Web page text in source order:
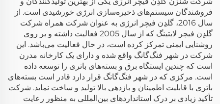
فروشندگان سیستم‌های ذخیره‌سازی انرژی خورشیدی است. از
سال 2016، گلدِن فیچر انرژی به عنوان شرکت همراه شرکت
گلدِن فیچر لایتینگ که از سال 2005 فعالیت داشته و بر روی
روشنایی ایمنی تمرکز کرده است، در حال فعالیت می‌باشد. این
شرکت در شهر فنگ‌گانگ واقع شده و دارای یک کارخانه مدرن
است که چندین ایستگاه برق و بسته‌های باتری را توسعه داده
است. مرکزی که در شهر فنگ‌گانگ قرار دارد قادر است بسته‌های
باتری با قابلیت اطمینان و بازدهی بالا تولید و ساخت نماید. شرکت
تأکید زیادی بر درک استانداردهای بین‌المللی به منظور رعایت